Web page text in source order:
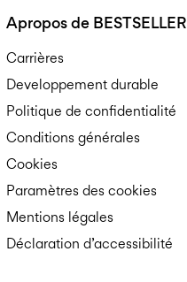
Apropos de BESTSELLER
Carrières
Developpement durable
Politique de confidentialité
Conditions générales
Cookies
Paramètres des cookies
Mentions légales
Déclaration d’accessibilité